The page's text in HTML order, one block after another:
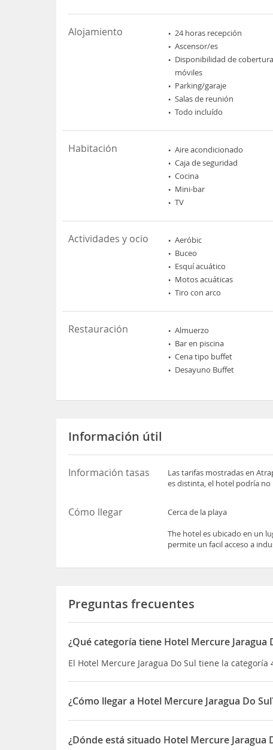
Alojamiento 24 horas recepción
Ascensor/es
Disponibilidad de
móviles
Parking/garaje
Salas de reunión
Todo incluído
Habitación Aire acondicionado
Caja de seguridad
Cocina
Mini-bar
TV
Actividades y ocio Aeróbic
Buceo
Esquí acuático
Motos acuáticas
Tiro con arco
Restauración Almuerzo
Bar en piscina
Cena tipo buffet
Desayuno Buffet
Información útil
Información tasas
Las tarifas mostradas en
es distinta, el hotel podría
Cómo llegar
Cerca de la playa
The hotel es ubicado en un
permite un facil acceso a
Preguntas frecuentes
¿Qué categoría tiene Hotel Mercure Jaragua
El Hotel Mercure Jaragua Do Sul tiene la categoría
¿Cómo llegar a Hotel Mercure Jaragua Do
The hotel es ubicado en un lugar estrategico, en
facil acceso a industrias, comercio y a otras
¿Dónde está situado Hotel Mercure Jaragua